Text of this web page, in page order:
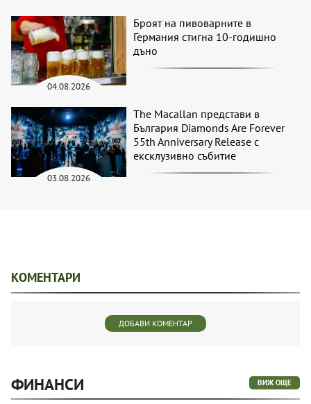
04.08.2026
Броят на пивоварните в
Германия стигна 10-годишно
дъно
03.08.2026
The Macallan представи в
България Diamonds Are Forever
55th Anniversary Release с
ексклузивно събитие
КОМЕНТАРИ
ДОБАВИ КОМЕНТАР
ФИНАНСИ ВИЖ ОЩЕ